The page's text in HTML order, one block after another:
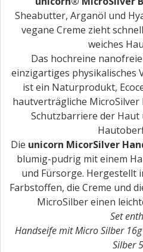
Sheabutter, Arganöl und
vegane Creme zieht
weiches
Das hochreine
einzigartiges physikalisches
ist ein Naturprodukt,
hautverträgliche
Schutzbarriere der
Die unicorn MicorSilver
blumig-pudrig mit einem
und Fürsorge. Hergestellt
Farbstoffen, die Creme und
MicroSilber einen
Set
Handseife mit Micro Silber
Silber